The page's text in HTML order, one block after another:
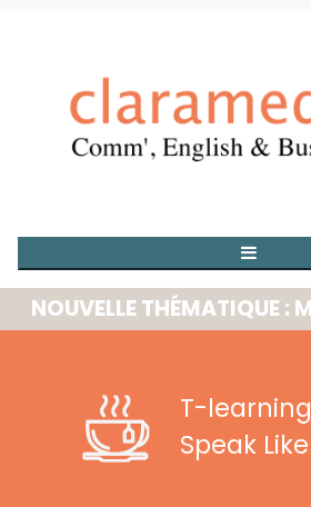
THÉMATIQUE :
T-learning
Speak